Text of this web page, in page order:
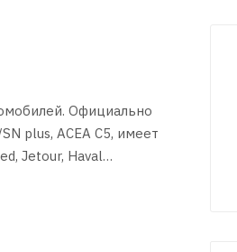
Официально
plus, ACEA C5, имеет
Jetour, Haval